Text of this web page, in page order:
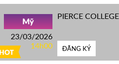
HOT
Mỹ
23/03/2026
14h00
PIERCE COLLEGE
ĐĂNG KÝ